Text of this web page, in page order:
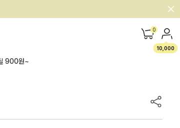
0
10,000
900원~